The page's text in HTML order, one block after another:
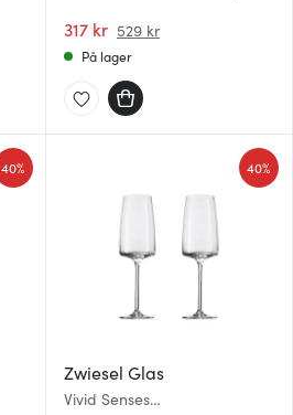
317 kr 529 kr
På lager
40%
Zwiesel Glas
Vivid Senses
40%